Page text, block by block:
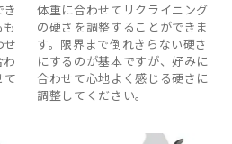
せ
て
体重に合わせてリクライニング
の硬さを調整することができま
す。限界まで倒れきらない硬さ
にするのが基本ですが、好みに
合わせて心地よく感じる硬さに
調整してください。